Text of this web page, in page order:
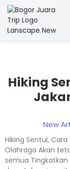
Hiking
New
Hiking Sentul,
Olahraga Akan
semua